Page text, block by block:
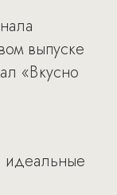
выпуске
«Вкусно
идеальные